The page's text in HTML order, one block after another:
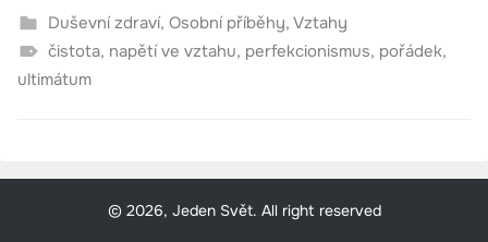
Duševní zdraví, Osobní příběhy, Vztahy
čistota, napětí ve vztahu, perfekcionismus, pořádek,
ultimátum
© 2026, Jeden Svět. All right reserved